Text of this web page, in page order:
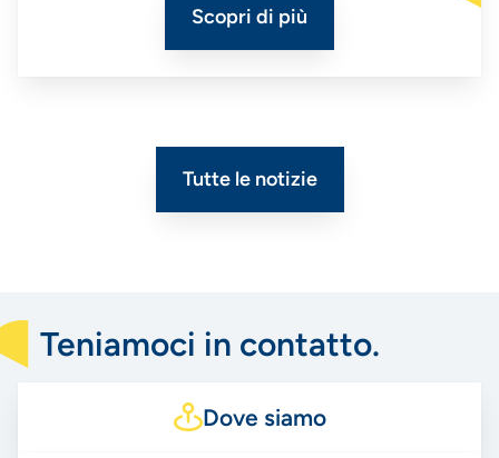
Scopri di più
Tutte le notizie
Teniamoci in contatto.
Dove siamo